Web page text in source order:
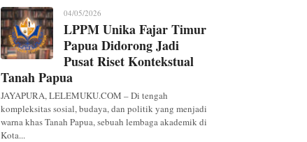
04/05/2026
LPPM Unika Fajar Timur
Papua Didorong Jadi
Pusat Riset Kontekstual
Tanah Papua
JAYAPURA, LELEMUKU.COM – Di tengah
kompleksitas sosial, budaya, dan politik yang menjadi
warna khas Tanah Papua, sebuah lembaga akademik di
Kota...